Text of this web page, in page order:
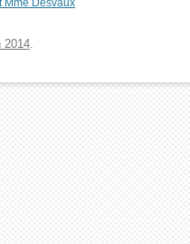
Mme Desvaux
2014.